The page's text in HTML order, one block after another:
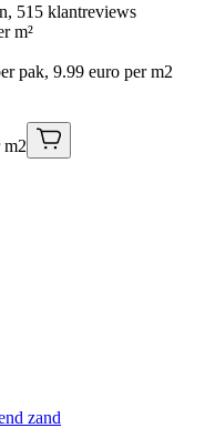
515 klantreviews
m²
pak, 9.99 euro per m2
m2
zand